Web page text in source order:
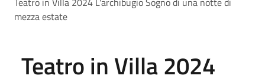
mezza estate
Teatro in Villa 2024